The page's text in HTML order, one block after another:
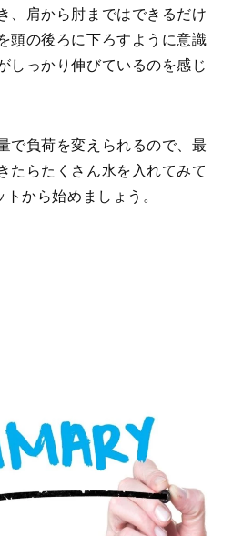
、肩から肘まではできるだけ
頭の後ろに下ろすように意識
しっかり伸びているのを感じ
で負荷を変えられるので、最
たらたくさん水を入れてみて
から始めましょう。